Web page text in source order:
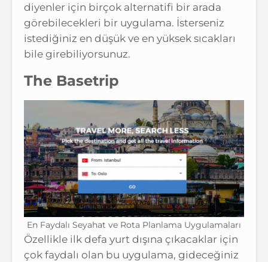
diyenler için birçok alternatifi bir arada
görebilecekleri bir uygulama. İsterseniz
istediğiniz en düşük ve en yüksek sıcakları
bile girebiliyorsunuz.
The Basetrip
En Faydalı Seyahat ve Rota Planlama Uygulamaları
Özellikle ilk defa yurt dışına çıkacaklar için
çok faydalı olan bu uygulama, gideceğiniz